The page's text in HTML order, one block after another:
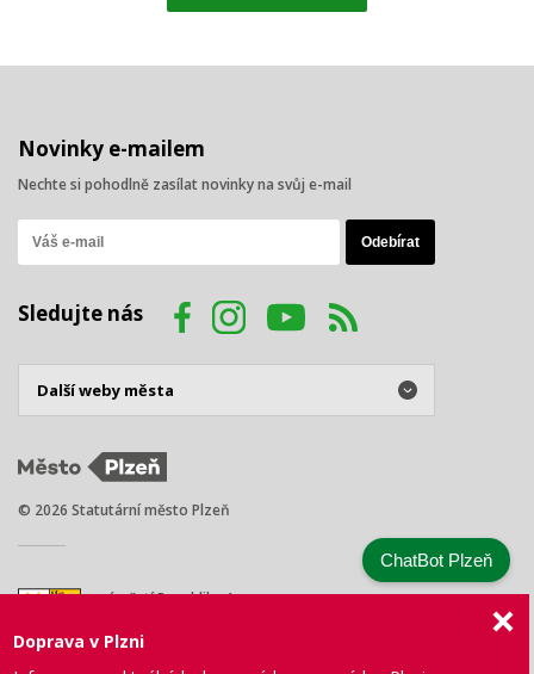
Novinky e-mailem
Nechte si pohodlně zasílat novinky na svůj e-mail
Sledujte nás
© 2026 Statutární město Plzeň
náměstí Republiky 1
Tel.: +420 378 031 111
Doprava v Plzni
ChatBot Plzeň